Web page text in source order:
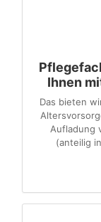
Ihnen
Das bieten
Aufladung
(anteilig